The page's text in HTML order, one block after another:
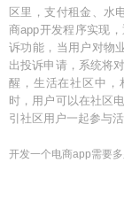
区里，支付租金、水
商app开发程序实现
诉功能，当用户对物
出投诉申请，系统将
醒，生活在社区中，
时，用户可以在社区
引社区用户一起参与
开发一个电商app需要多